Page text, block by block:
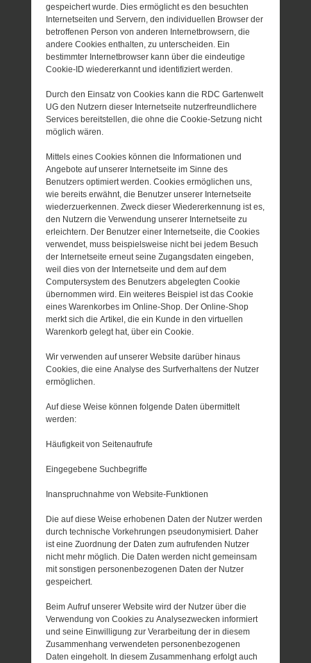
gespeichert wurde. Dies ermöglicht es den besuchten
Internetseiten und Servern, den individuellen Browser der
betroffenen Person von anderen Internetbrowsern, die
andere Cookies enthalten, zu unterscheiden. Ein
bestimmter Internetbrowser kann über die eindeutige
Cookie-ID wiedererkannt und identifiziert werden.
Durch den Einsatz von Cookies kann die RDC Gartenwelt
UG den Nutzern dieser Internetseite nutzerfreundlichere
Services bereitstellen, die ohne die Cookie-Setzung nicht
möglich wären.
Mittels eines Cookies können die Informationen und
Angebote auf unserer Internetseite im Sinne des
Benutzers optimiert werden. Cookies ermöglichen uns,
wie bereits erwähnt, die Benutzer unserer Internetseite
wiederzuerkennen. Zweck dieser Wiedererkennung ist es,
den Nutzern die Verwendung unserer Internetseite zu
erleichtern. Der Benutzer einer Internetseite, die Cookies
verwendet, muss beispielsweise nicht bei jedem Besuch
der Internetseite erneut seine Zugangsdaten eingeben,
weil dies von der Internetseite und dem auf dem
Computersystem des Benutzers abgelegten Cookie
übernommen wird. Ein weiteres Beispiel ist das Cookie
eines Warenkorbes im Online-Shop. Der Online-Shop
merkt sich die Artikel, die ein Kunde in den virtuellen
Warenkorb gelegt hat, über ein Cookie.
Wir verwenden auf unserer Website darüber hinaus
Cookies, die eine Analyse des Surfverhaltens der Nutzer
ermöglichen.
Auf diese Weise können folgende Daten übermittelt
werden:
Häufigkeit von Seitenaufrufe
Eingegebene Suchbegriffe
Inanspruchnahme von Website-Funktionen
Die auf diese Weise erhobenen Daten der Nutzer werden
durch technische Vorkehrungen pseudonymisiert. Daher
ist eine Zuordnung der Daten zum aufrufenden Nutzer
nicht mehr möglich. Die Daten werden nicht gemeinsam
mit sonstigen personenbezogenen Daten der Nutzer
gespeichert.
Beim Aufruf unserer Website wird der Nutzer über die
Verwendung von Cookies zu Analysezwecken informiert
und seine Einwilligung zur Verarbeitung der in diesem
Zusammenhang verwendeten personenbezogenen
Daten eingeholt. In diesem Zusammenhang erfolgt auch